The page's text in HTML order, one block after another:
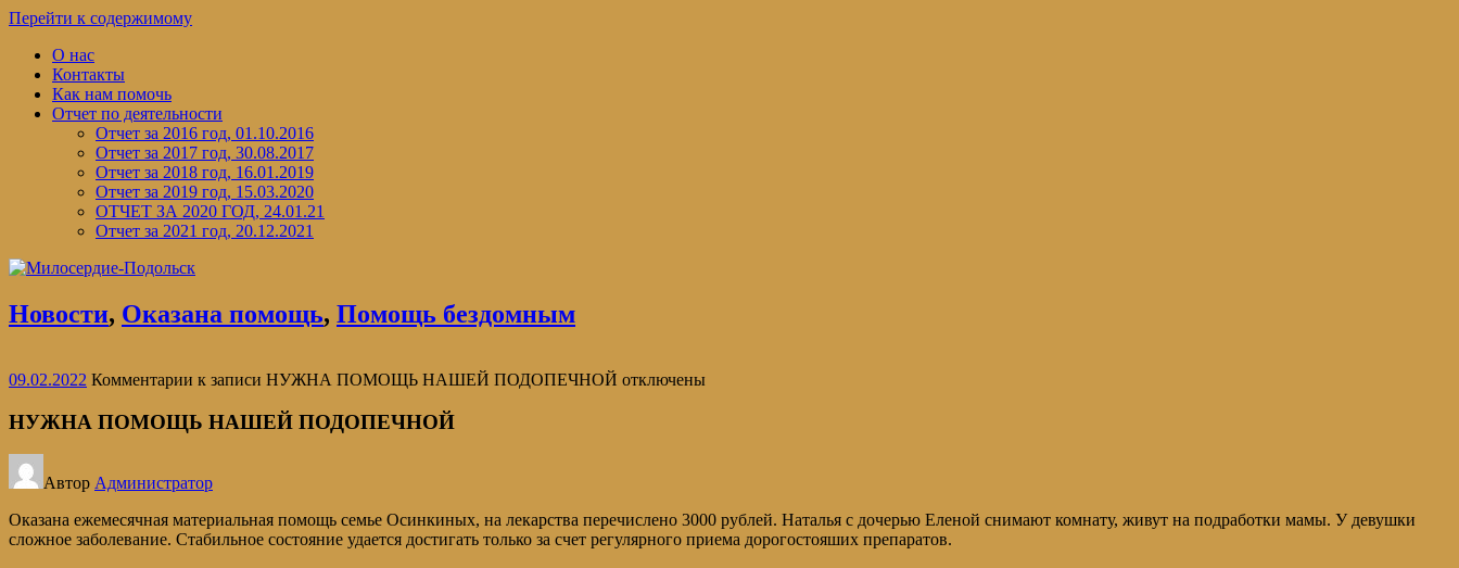
Перейти к содержимому
О нас
Контакты
Как нам помочь
Отчет по деятельности
Отчет за 2016 год, 01.10.2016
Отчет за 2017 год, 30.08.2017
Отчет за 2018 год, 16.01.2019
Отчет за 2019 год, 15.03.2020
ОТЧЕТ ЗА 2020 ГОД, 24.01.21
Отчет за 2021 год, 20.12.2021
Новости, Оказана помощь, Помощь бездомным
09.02.2022 Комментарии к записи НУЖНА ПОМОЩЬ НАШЕЙ ПОДОПЕЧНОЙ отключены
НУЖНА ПОМОЩЬ НАШЕЙ ПОДОПЕЧНОЙ
Автор Администратор
Оказана ежемесячная материальная помощь семье Осинкиных, на лекарства перечислено 3000 рублей. Наталья с дочерью Еленой снимают комнату, живут на подработки мамы. У девушки
сложное заболевание. Стабильное состояние удается достигать только за счет регулярного приема дорогостояших препаратов.